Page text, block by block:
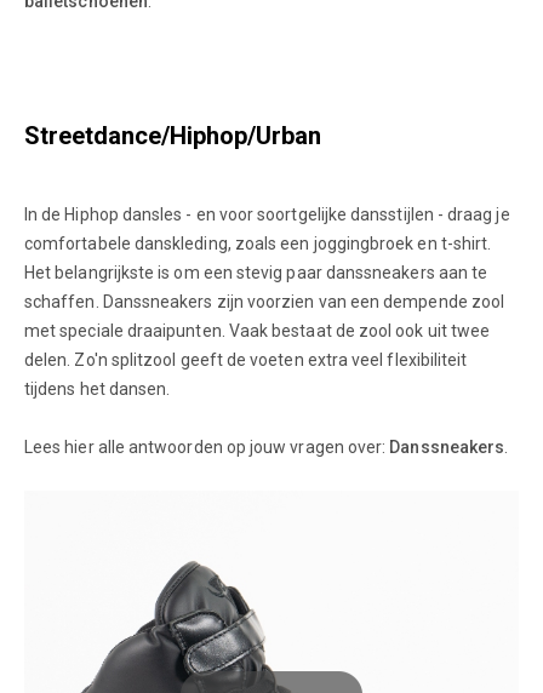
Streetdance/Hiphop/Urban
In de Hiphop dansles - en voor soortgelijke dansstijlen - draag je
comfortabele danskleding, zoals een joggingbroek en t-shirt.
Het belangrijkste is om een stevig paar danssneakers aan te
schaffen. Danssneakers zijn voorzien van een dempende zool
met speciale draaipunten. Vaak bestaat de zool ook uit twee
delen. Zo'n splitzool geeft de voeten extra veel flexibiliteit
tijdens het dansen.
Lees hier alle antwoorden op jouw vragen over: Danssneakers